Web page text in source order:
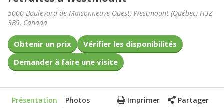
5000 Boulevard de Maisonneuve Ouest, Westmount (Québec) H3Z
3B9, Canada
Obtenir un prix
Vérifier les disponibilités
Demander à faire une visite
Présentation Photos Imprimer Partager